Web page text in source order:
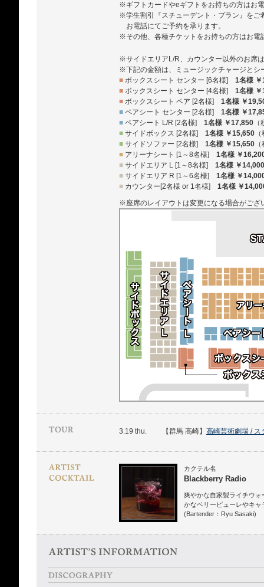
※ギフトカードやeギフトをお持ちの方はお
※学生割引『スチューデント・プラン』をご
お電話にてご予約を承ります。
※その他、各種チケットをお持ちの方はお電
※サイドエリアL/R、カウンター以外のお席
※下記の金額は、ミュージックチャージとシ
■ ボックスシート センター [6名様] 1名様
■ ボックスシート センター [4名様] 1名様
■ ボックスシート ペア [2名様] 1名様 ￥
■ ペアシート センター [2名様] 1名様 ￥
■ ペアシート L/R [2名様] 1名様 ￥17,850
■ サイドボックス [2名様] 1名様 ￥15,650
■ サイドソファー [2名様] 1名様 ￥15,650
■ アリーナシート [1～8名様] 1名様 ￥
■ サイドエリア L [1～8名様] 1名様 ￥14,000
■ サイドエリア R [1～6名様] 1名様 ￥
■ カウンター[2名様 or 1名様] 1名様 ￥
※座席のレイアウトは変更になる場合がござ
3.19 thu. 【群馬 高崎】 高崎芸術劇場 / ス
カクテル名
Blackberry Radio
爽やかな自家製ライチウ
かなベリーピューレやキ
(Bartender：Ryu Sasaki)